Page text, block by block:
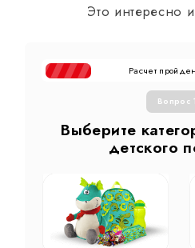
Это интересно
Расчет
Вопрос 1
Выберите
детского